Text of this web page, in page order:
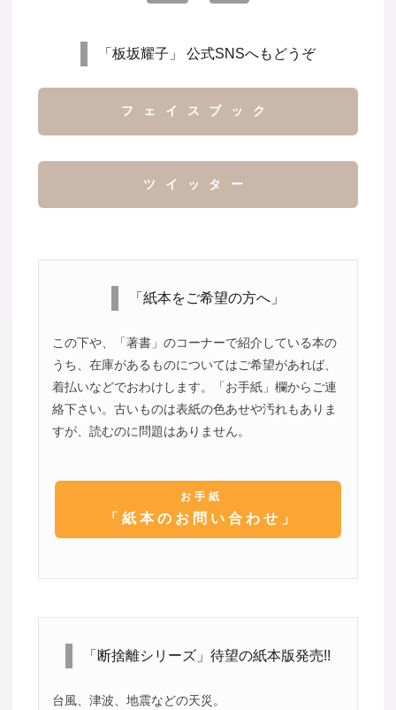
「板坂耀子」 公式SNSへもどうぞ
フェイスブック
ツイッター
「紙本をご希望の方へ」
この下や、「著書」のコーナーで紹介している本の
うち、在庫があるものについてはご希望があれば、
着払いなどでおわけします。「お手紙」欄からご連
絡下さい。古いものは表紙の色あせや汚れもありま
すが、読むのに問題はありません。
お手紙
「紙本のお問い合わせ」
「断捨離シリーズ」待望の紙本版発売!!
台風、津波、地震などの天災。